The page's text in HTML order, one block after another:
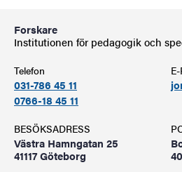
Forskare
Institutionen för pedagogik och
Telefon
031-786 45 11
0766-18 45 11
BESÖKSADRESS
Västra Hamngatan 25
41117 Göteborg